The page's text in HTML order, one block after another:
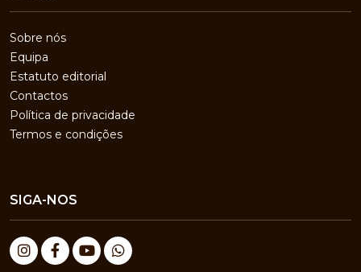
Sobre nós
Equipa
Estatuto editorial
Contactos
Política de privacidade
Termos e condições
SIGA-NOS